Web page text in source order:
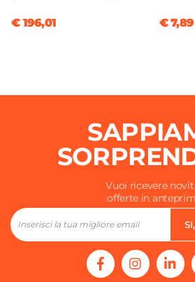
€ 196,01 € 7,89
Vuoi ricevere
offerte in